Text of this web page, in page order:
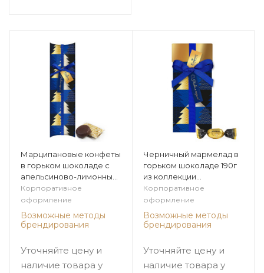
Марципановые конфеты
в горьком шоколаде с
апельсиново-лимонным
джемом 120г из
коллекции Элегантная
зима
Корпоративное
оформление
Возможные методы
брендирования
Уточняйте цену и
наличие товара у
Черничный мармелад в
горьком шоколаде 190г
из коллекции
Элегантная зима
Корпоративное
оформление
Возможные методы
брендирования
Уточняйте цену и
наличие товара у